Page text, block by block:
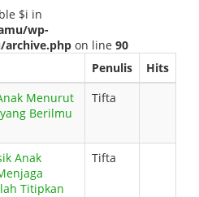
$i in
wp-
on line 90
Penulis
Hits
Menurut
Berilmu
Tifta
Anak
Titipkan
Tifta